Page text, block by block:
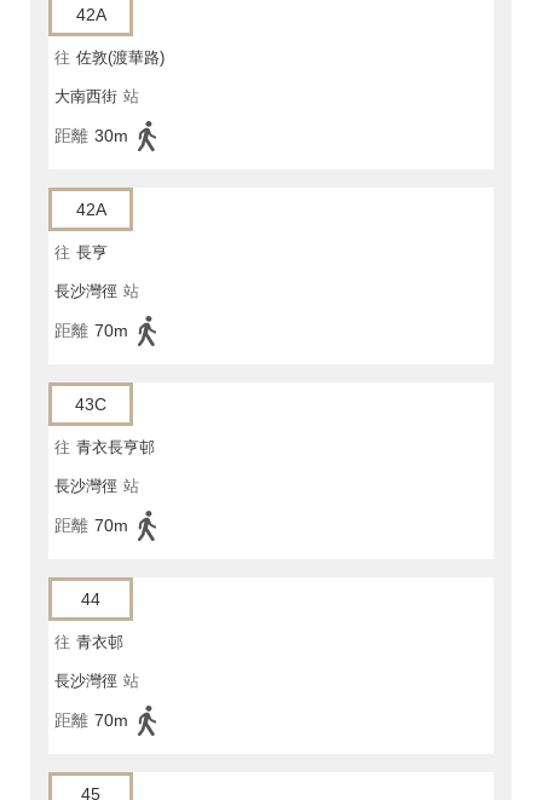
42A
往 佐敦(渡華路)
大南西街 站
距離 30m
42A
往 長亨
長沙灣徑 站
距離 70m
43C
往 青衣長亨邨
長沙灣徑 站
距離 70m
44
往 青衣邨
長沙灣徑 站
距離 70m
45